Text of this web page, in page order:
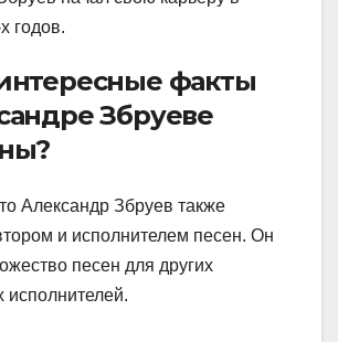
годов.
факты
Збруеве
Александр Збруев также
и исполнителем песен. Он
песен для других
исполнителей.